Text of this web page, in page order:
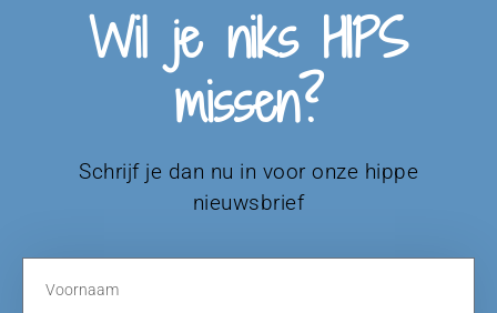
Wil je niks HIPS
missen?
Schrijf je dan nu in voor onze hippe
nieuwsbrief